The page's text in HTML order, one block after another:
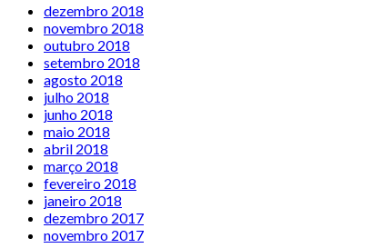
dezembro 2018
novembro 2018
outubro 2018
setembro 2018
agosto 2018
julho 2018
junho 2018
maio 2018
abril 2018
março 2018
fevereiro 2018
janeiro 2018
dezembro 2017
novembro 2017